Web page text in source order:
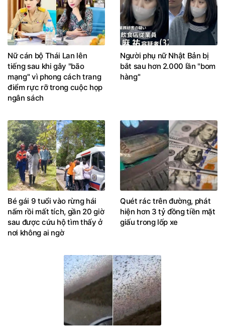
Nữ cán bộ Thái Lan lên
tiếng sau khi gây "bão
mạng" vì phong cách trang
điểm rực rỡ trong cuộc họp
ngân sách
Người phụ nữ Nhật Bản bị
bắt sau hơn 2.000 lần "bom
hàng"
Bé gái 9 tuổi vào rừng hái
nấm rồi mất tích, gần 20 giờ
sau được cứu hộ tìm thấy ở
nơi không ai ngờ
Quét rác trên đường, phát
hiện hơn 3 tỷ đồng tiền mặt
giấu trong lốp xe